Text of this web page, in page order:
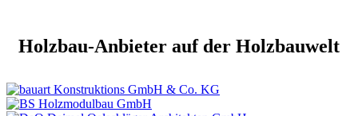
Holzbau-Anbieter auf der Holzbauwelt